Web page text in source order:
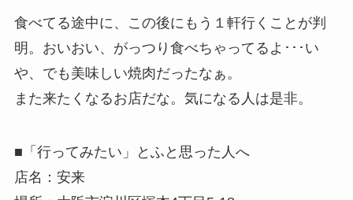
食べてる途中に、この後にもう１軒行くことが判
明。おいおい、がっつり食べちゃってるよ･･･い
や、でも美味しい焼肉だったなぁ。
また来たくなるお店だな。気になる人は是非。
■「行ってみたい」とふと思った人へ
店名：安来